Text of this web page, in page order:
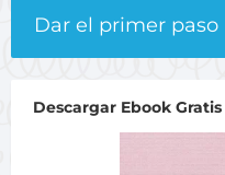
Dar el primer paso
Descargar Ebook Gratis